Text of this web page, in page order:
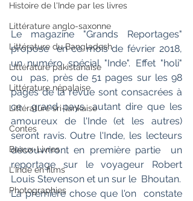
Histoire de l'Inde par les livres
Littérature anglo-saxonne
Littérature du Bangladesh
Littérature pakistanaise
Littérature népalaise
Littérature sri-lankaise
Contes
Beaux-Livres
L'Inde en films
Photographies
Le magazine "Grands Reportages"
propose  en ce mois de février 2018,
un numéro spécial "Inde". Effet "holi"
ou  pas, près de 51 pages sur les 98
pages de la revue sont consacrées à
ce  grand pays, autant dire que les
amoureux de l'Inde (et les autres)
seront ravis. Outre l'Inde, les lecteurs
découvriront en première partie  un
reportage sur le voyageur Robert
Louis Stevenson et un sur le  Bhoutan.
La première chose que l'on  constate